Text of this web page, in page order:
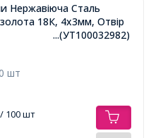
Нержавіюча Сталь
18К, 4х3мм, Отвір
...(УТ100032982)
шт
100 шт